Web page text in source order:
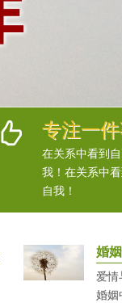
专注一
在关系中看到
我！在关系中
自我！
婚
婚姻